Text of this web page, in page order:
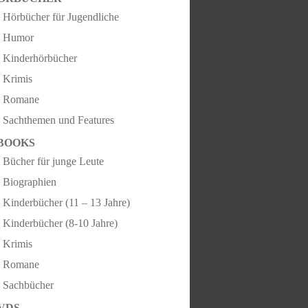
Hörbücher für Jugendliche
Humor
Kinderhörbücher
Krimis
Romane
Sachthemen und Features
Bücher für junge Leute
Biographien
Kinderbücher (11 – 13 Jahre)
Kinderbücher (8-10 Jahre)
Krimis
Romane
Sachbücher